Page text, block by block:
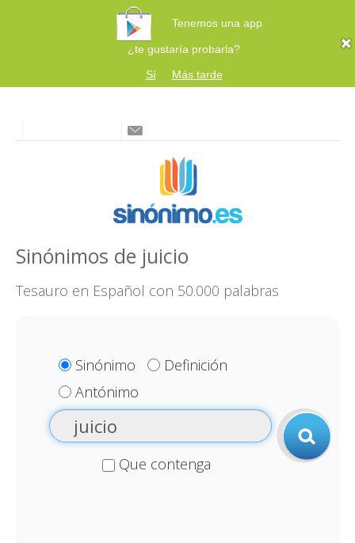
Tenemos una app
¿te gustaría probarla?
Sí
Más tarde
Sinónimos de juicio
Tesauro en Español con 50.000 palabras
Sinónimo
Definición
Antónimo
Que contenga